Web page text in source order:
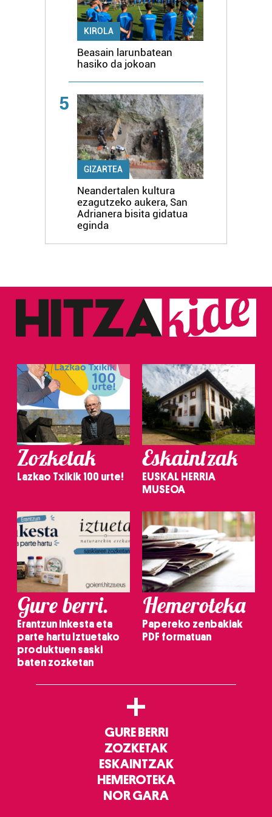
KIROLA
Beasain larunbatean
hasiko da jokoan
5
GIZARTEA
Neandertalen kultura
ezagutzeko aukera, San
Adrianera bisita gidatua
eginda
Zozketak
Lazkao Txikik 100 urte!
Eskaintzak
EUSKAL HERRIA
MUSEOA
Gure berri.
Erantzun inkesta eta
parte hartu Iztuetako
produktuen saski
baten zozketan
Hemeroteka
Papereko zenbakiak
PDF formatuan
+
GURE BERRI
ZOZKETAK
ESKAINTZAK
HEMEROTEKA
NOR GARA